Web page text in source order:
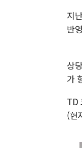
지
반
상
가
TD
(현